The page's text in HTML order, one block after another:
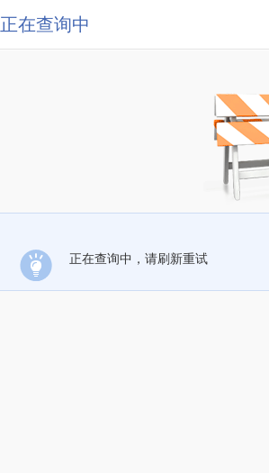
正在查询中
正在查询中，请刷新重试